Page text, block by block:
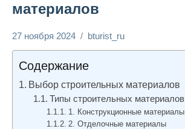
материалов
ремонтируем
27 ноября 2024 bturist_ru
комментариев
Содержание
Выбор строительных материалов
Типы строительных материалов
1. Конструкционные материалы
2. Отделочные материалы